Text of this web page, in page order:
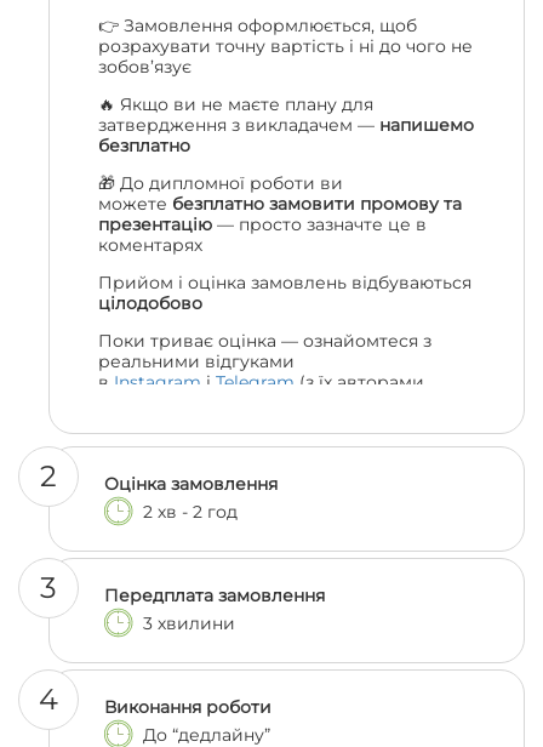
👉 Замовлення оформлюється, щоб
розрахувати точну вартість і ні до чого не
зобов’язує
🔥 Якщо ви не маєте плану для
затвердження з викладачем — напишемо
безплатно
🎁 До дипломної роботи ви
можете безплатно замовити промову та
презентацію — просто зазначте це в
коментарях
Прийом і оцінка замовлень відбуваються
цілодобово
Поки триває оцінка — ознайомтеся з
реальними відгуками
в Instagram і Telegram (з їх авторами
2
Оцінка замовлення
2 хв - 2 год
3
Передплата замовлення
3 хвилини
4
Виконання роботи
До “дедлайну”